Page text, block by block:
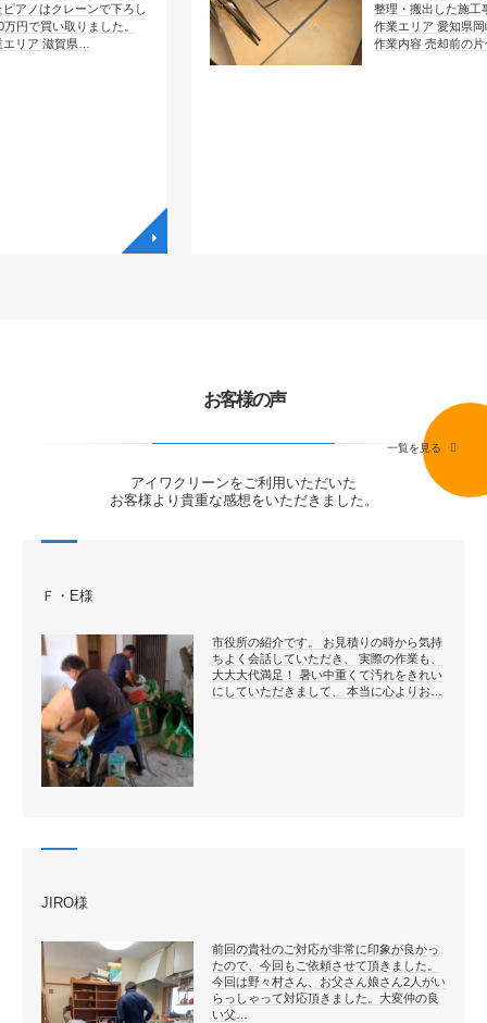
ンで下ろし
ました。
…
整理・搬出した施工事例です。
作業エリア 愛知県岡崎市大西
作業内容 売却前の片付け …
お客様の声
アイワクリーンをご利用いただいた
お客様より貴重な感想をいただきました。
一覧を見る
Ｆ・E様
市役所の紹介です。 お見積りの時から気持
ちよく会話していただき、 実際の作業も、
大大大代満足！ 暑い中重くて汚れをきれい
にしていただきまして、 本当に心よりお…
JIRO様
前回の貴社のご対応が非常に印象が良かっ
たので、今回もご依頼させて頂きました。
今回は野々村さん、お父さん娘さん2人がい
らっしゃって対応頂きました。大変仲の良
い父…